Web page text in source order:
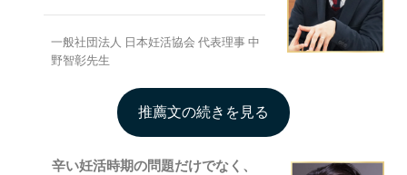
一般社団法人 日本妊活協会 代表理事 中
野智彰先生
推薦文の続きを見る
辛い妊活時期の問題だけでなく、